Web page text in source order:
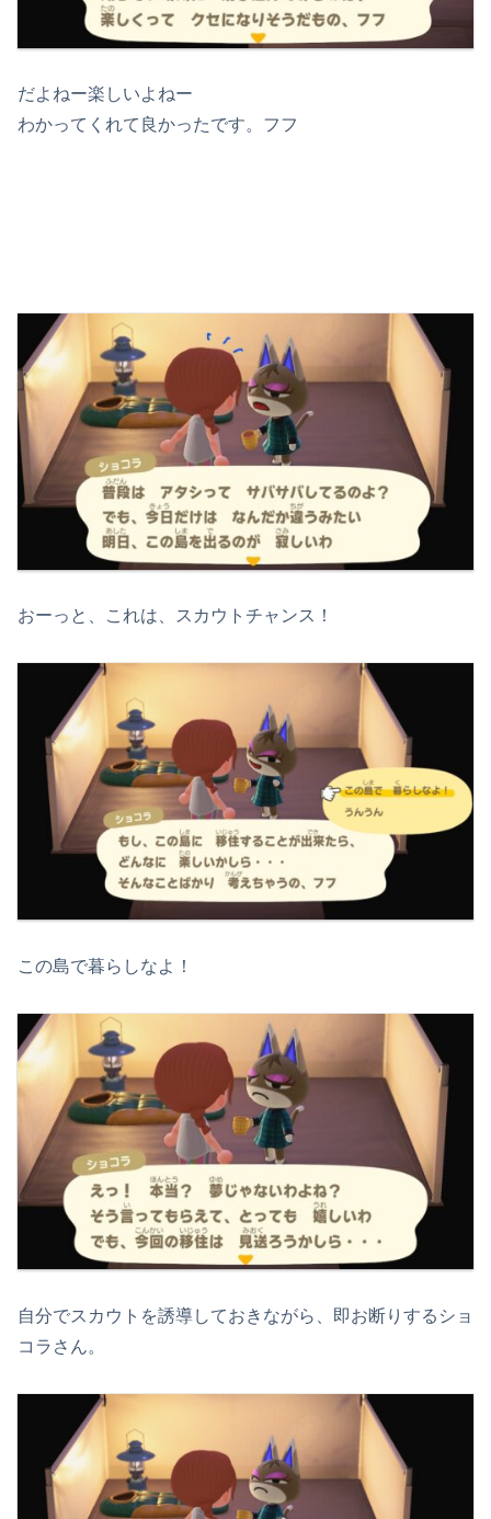
だよねー楽しいよねー
わかってくれて良かったです。フフ
おーっと、これは、スカウトチャンス！
この島で暮らしなよ！
自分でスカウトを誘導しておきながら、即お断りするショ
コラさん。